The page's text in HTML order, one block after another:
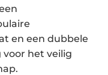
en een dubbele
het veilig